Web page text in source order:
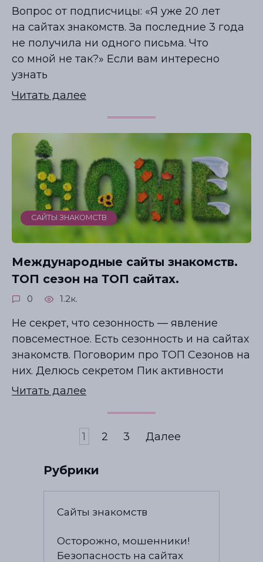
Вопрос от подписчицы: «Я уже 20 лет
на сайтах знакомств. За последние 3 года
не получила ни одного письма. Что
со мной не так?» Если вам интересно
узнать
Читать далее
САЙТЫ ЗНАКОМСТВ
Международные сайты знакомств.
ТОП сезон на ТОП сайтах.
0 1.2к.
Не секрет, что сезонность — явление
повсеместное. Есть сезонность и на сайтах
знакомств. Поговорим про ТОП Сезонов на
них. Делюсь секретом Пик активности
Читать далее
1 2 3 Далее
Рубрики
Сайты знакомств
Осторожно, мошенники!
Безопасность на сайтах